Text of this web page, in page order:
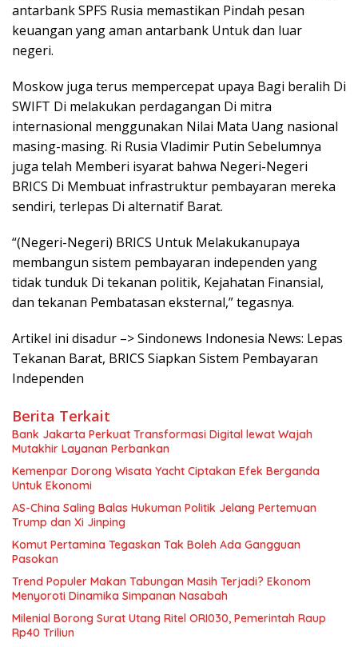
antarbank SPFS Rusia memastikan Pindah pesan
keuangan yang aman antarbank Untuk dan luar
negeri.
Moskow juga terus mempercepat upaya Bagi beralih Di
SWIFT Di melakukan perdagangan Di mitra
internasional menggunakan Nilai Mata Uang nasional
masing-masing. Ri Rusia Vladimir Putin Sebelumnya
juga telah Memberi isyarat bahwa Negeri-Negeri
BRICS Di Membuat infrastruktur pembayaran mereka
sendiri, terlepas Di alternatif Barat.
“(Negeri-Negeri) BRICS Untuk Melakukanupaya
membangun sistem pembayaran independen yang
tidak tunduk Di tekanan politik, Kejahatan Finansial,
dan tekanan Pembatasan eksternal,” tegasnya.
Artikel ini disadur –> Sindonews Indonesia News: Lepas
Tekanan Barat, BRICS Siapkan Sistem Pembayaran
Independen
Berita Terkait
Bank Jakarta Perkuat Transformasi Digital lewat Wajah
Mutakhir Layanan Perbankan
Kemenpar Dorong Wisata Yacht Ciptakan Efek Berganda
Untuk Ekonomi
AS-China Saling Balas Hukuman Politik Jelang Pertemuan
Trump dan Xi Jinping
Komut Pertamina Tegaskan Tak Boleh Ada Gangguan
Pasokan
Trend Populer Makan Tabungan Masih Terjadi? Ekonom
Menyoroti Dinamika Simpanan Nasabah
Milenial Borong Surat Utang Ritel ORI030, Pemerintah Raup
Rp40 Triliun